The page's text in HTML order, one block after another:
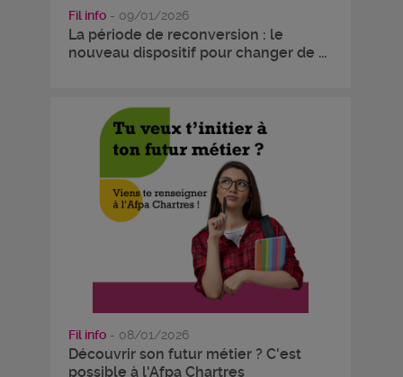
Fil info - 09/01/2026
La période de reconversion : le
nouveau dispositif pour changer de ...
Fil info - 08/01/2026
Découvrir son futur métier ? C'est
possible à l'Afpa Chartres